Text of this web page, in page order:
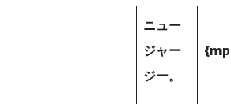
ニュー
ジャー
ジー。